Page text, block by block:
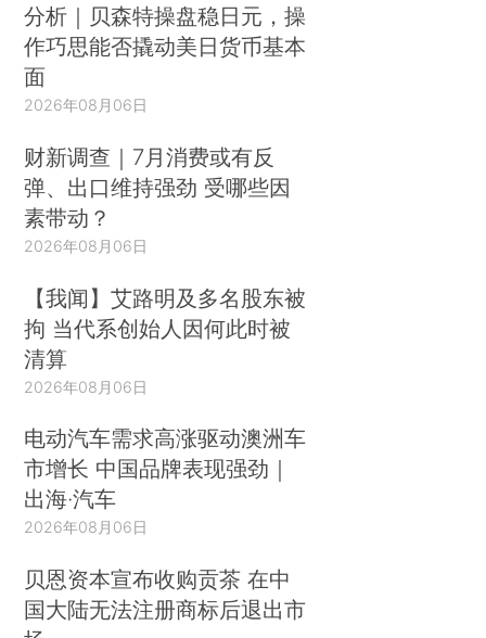
分析｜贝森特操盘稳日元，操
作巧思能否撬动美日货币基本
面
2026年08月06日
财新调查｜7月消费或有反
弹、出口维持强劲 受哪些因
素带动？
2026年08月06日
【我闻】艾路明及多名股东被
拘 当代系创始人因何此时被
清算
2026年08月06日
电动汽车需求高涨驱动澳洲车
市增长 中国品牌表现强劲｜
出海·汽车
2026年08月06日
贝恩资本宣布收购贡茶 在中
国大陆无法注册商标后退出市